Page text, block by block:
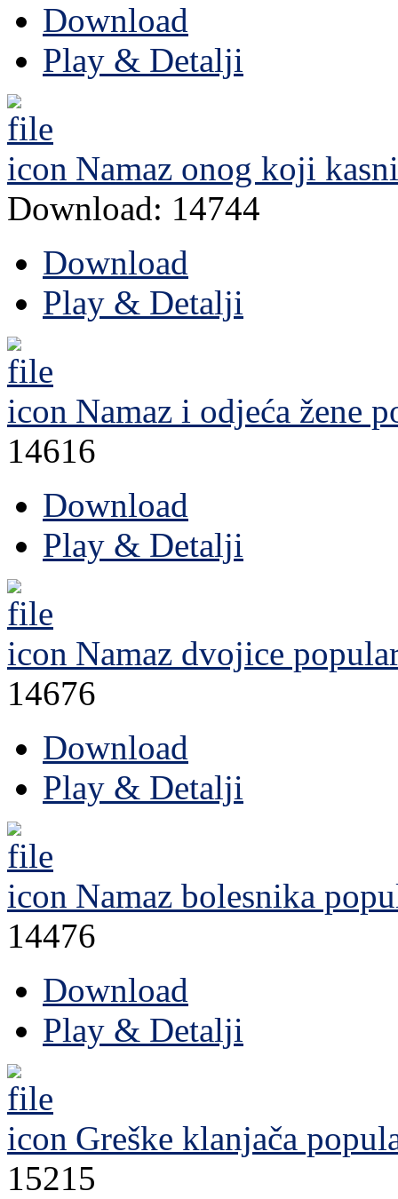
Download
Play & Detalji
Namaz onog koji kasni
Download: 14744
Download
Play & Detalji
Namaz i odjeća žene
14616
Download
Play & Detalji
Namaz dvojice
14676
Download
Play & Detalji
Namaz bolesnika
14476
Download
Play & Detalji
Greške klanjača
15215